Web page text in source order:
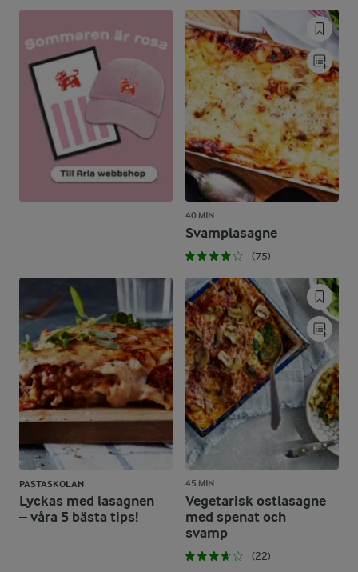
40 MIN
Svamplasagne
(75)
PASTASKOLAN
Lyckas med lasagnen
– våra 5 bästa tips!
45 MIN
Vegetarisk ostlasagne
med spenat och
svamp
(22)